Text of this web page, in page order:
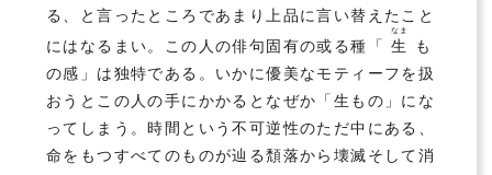
る、と言ったところであまり上品に言い替えたこと
にはなるまい。この人の俳句固有の或る種「 生
なま
も
の感」は独特である。いかに優美なモティーフを扱
おうとこの人の手にかかるとなぜか「生もの」にな
ってしまう。時間という不可逆性のただ中にある、
命をもつすべてのものが辿る頽落から壊滅そして消